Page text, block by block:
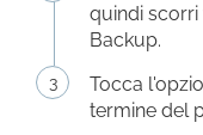
quindi
Backup.
Tocca
termine del